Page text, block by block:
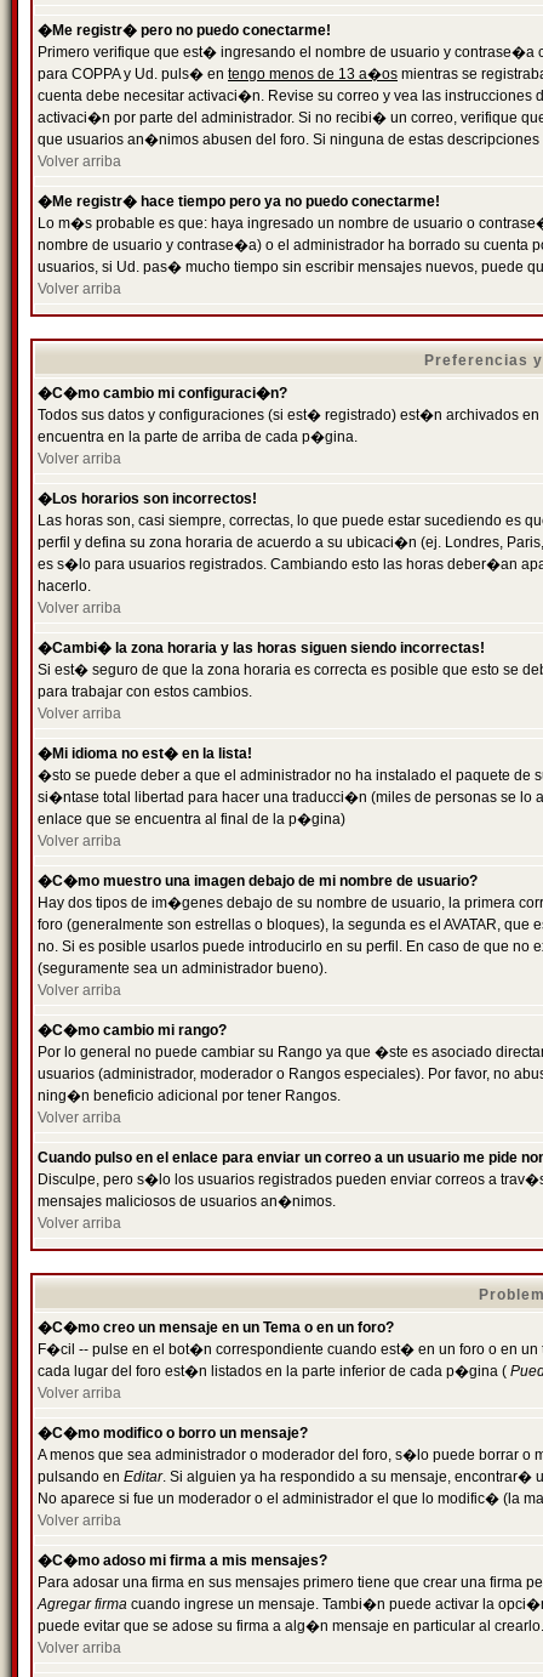
�Me registr� pero no puedo conectarme!
Primero verifique que est� ingresando el nombre de usuario y
para COPPA y Ud. puls� en tengo menos de 13 a�os mientras se
cuenta debe necesitar activaci�n. Revise su correo y vea las
activaci�n por parte del administrador. Si no recibi� un correo, verifique
que usuarios an�nimos abusen del foro. Si ninguna de estas
Volver arriba
�Me registr� hace tiempo pero ya no puedo conectarme!
Lo m�s probable es que: haya ingresado un nombre de usuario o
nombre de usuario y contrase�a) o el administrador ha borrado su
usuarios, si Ud. pas� mucho tiempo sin escribir mensajes nuevos, puede
Volver arriba
Preferencias
�C�mo cambio mi configuraci�n?
Todos sus datos y configuraciones (si est� registrado) est�n archivados
encuentra en la parte de arriba de cada p�gina.
Volver arriba
�Los horarios son incorrectos!
Las horas son, casi siempre, correctas, lo que puede estar sucediendo es
perfil y defina su zona horaria de acuerdo a su ubicaci�n (ej. Londres,
es s�lo para usuarios registrados. Cambiando esto las horas deber�an
hacerlo.
Volver arriba
�Cambi� la zona horaria y las horas siguen siendo incorrectas!
Si est� seguro de que la zona horaria es correcta es posible que esto se
para trabajar con estos cambios.
Volver arriba
�Mi idioma no est� en la lista!
�sto se puede deber a que el administrador no ha instalado el paquete
si�ntase total libertad para hacer una traducci�n (miles de personas se
enlace que se encuentra al final de la p�gina)
Volver arriba
�C�mo muestro una imagen debajo de mi nombre de usuario?
Hay dos tipos de im�genes debajo de su nombre de usuario, la primera
foro (generalmente son estrellas o bloques), la segunda es el AVATAR,
no. Si es posible usarlos puede introducirlo en su perfil. En caso de que
(seguramente sea un administrador bueno).
Volver arriba
�C�mo cambio mi rango?
Por lo general no puede cambiar su Rango ya que �ste es asociado
usuarios (administrador, moderador o Rangos especiales). Por favor, no
ning�n beneficio adicional por tener Rangos.
Volver arriba
Cuando pulso en el enlace para enviar un correo a un usuario me pide
Disculpe, pero s�lo los usuarios registrados pueden enviar correos a
mensajes maliciosos de usuarios an�nimos.
Volver arriba
�C�mo creo un mensaje en un Tema o en un foro?
F�cil -- pulse en el bot�n correspondiente cuando est� en un foro o en
cada lugar del foro est�n listados en la parte inferior de cada p�gina (
Volver arriba
�C�mo modifico o borro un mensaje?
A menos que sea administrador o moderador del foro, s�lo puede borrar o
pulsando en Editar. Si alguien ya ha respondido a su mensaje, encontrar�
No aparece si fue un moderador o el administrador el que lo modific� (la
Volver arriba
�C�mo adoso mi firma a mis mensajes?
Para adosar una firma en sus mensajes primero tiene que crear una firma
Agregar firma cuando ingrese un mensaje. Tambi�n puede activar la
puede evitar que se adose su firma a alg�n mensaje en particular al crearlo.
Volver arriba